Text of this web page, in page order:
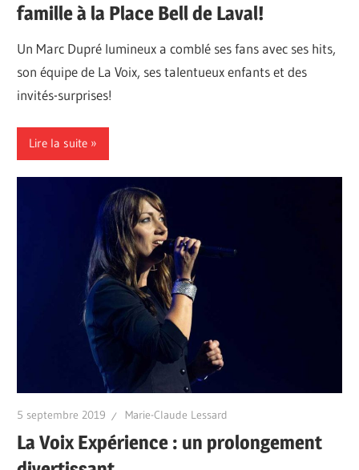
famille à la Place Bell de Laval!
Un Marc Dupré lumineux a comblé ses fans avec ses hits,
son équipe de La Voix, ses talentueux enfants et des
invités-surprises!
Lire la suite
5 septembre 2019 Marie-Claude Lessard
La Voix Expérience : un prolongement